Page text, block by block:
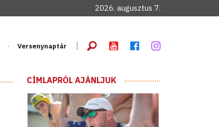
2026. augusztus 7.
Versenynaptár
CÍMLAPRÓL AJÁNLJUK